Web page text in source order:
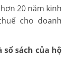
20 năm kinh
cho doanh
sổ sách của hộ